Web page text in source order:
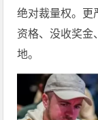
绝对裁量权。更
资格、没收奖金
地。